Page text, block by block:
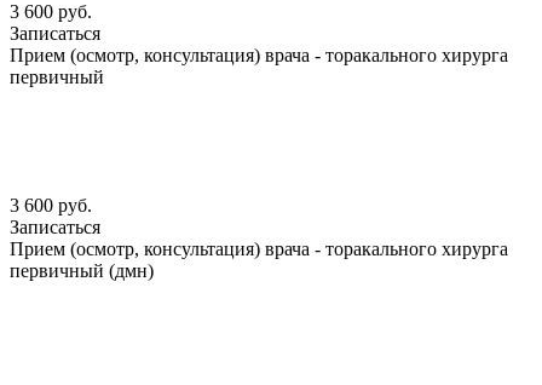
3 600 руб.
Записаться
Прием (осмотр, консультация) врача - торакального хирурга
первичный
3 600 руб.
Записаться
Прием (осмотр, консультация) врача - торакального хирурга
первичный (дмн)